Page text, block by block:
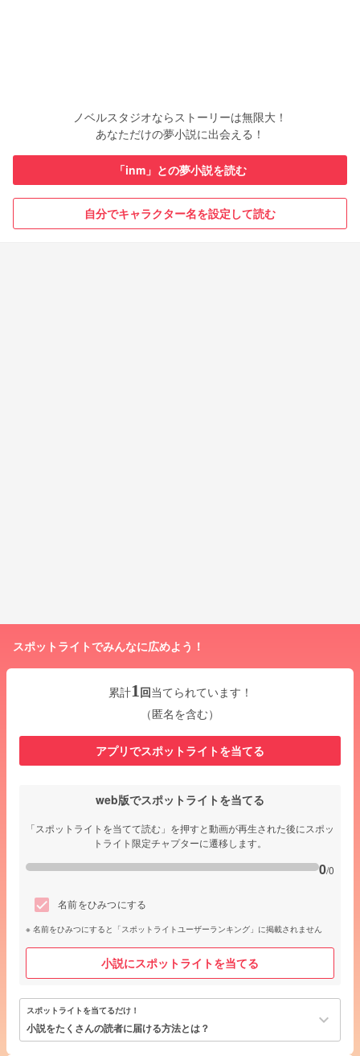
ノベルスタジオならストーリーは無限大！
あなただけの夢小説に出会える！
「inm」との夢小説を読む
自分でキャラクター名を設定して読む
スポットライトでみんなに広めよう！
累計1 回当てられています！
（匿名を含む）
アプリでスポットライトを当てる
web版でスポットライトを当てる
「スポットライトを当てて読む」を押すと動画が再生された後にスポッ
トライト限定チャプターに遷移します。
0/0
名前をひみつにする
名前をひみつにすると「スポットライトユーザーランキング」に掲載されません
小説にスポットライトを当てる
スポットライトを当てるだけ！
小説をたくさんの読者に届ける方法とは？ keyboard_arrow_down